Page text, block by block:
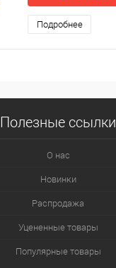
Подробнее
Полезные ссылки
О нас
Новинки
Распродажа
Уцененные товары
Популярные товары